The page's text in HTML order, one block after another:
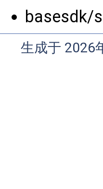
basesdk/
生成于 2026